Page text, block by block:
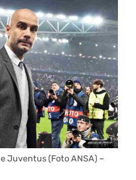
Juventus (Foto ANSA) –